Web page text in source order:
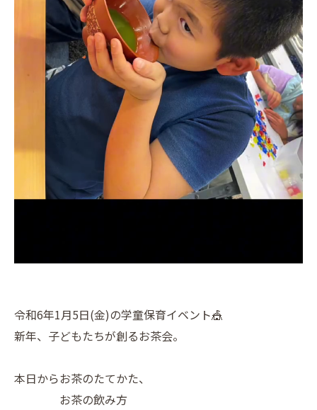
令和6年1月5日(金)の学童保育イベント🎪
新年、子どもたちが創るお茶会。
本日からお茶のたてかた、
お茶の飲み方